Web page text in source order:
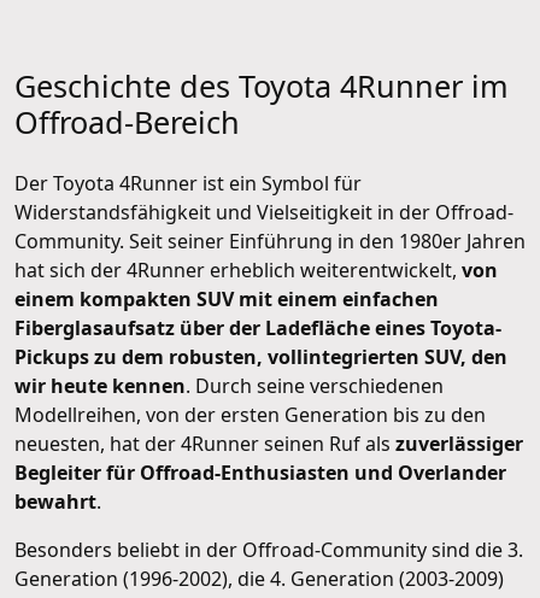
Geschichte des Toyota 4Runner im
Offroad-Bereich
Der Toyota 4Runner ist ein Symbol für
Widerstandsfähigkeit und Vielseitigkeit in der Offroad-
Community. Seit seiner Einführung in den 1980er Jahren
hat sich der 4Runner erheblich weiterentwickelt, von
einem kompakten SUV mit einem einfachen
Fiberglasaufsatz über der Ladefläche eines Toyota-
Pickups zu dem robusten, vollintegrierten SUV, den
wir heute kennen. Durch seine verschiedenen
Modellreihen, von der ersten Generation bis zu den
neuesten, hat der 4Runner seinen Ruf als zuverlässiger
Begleiter für Offroad-Enthusiasten und Overlander
bewahrt.
Besonders beliebt in der Offroad-Community sind die 3.
Generation (1996-2002), die 4. Generation (2003-2009)